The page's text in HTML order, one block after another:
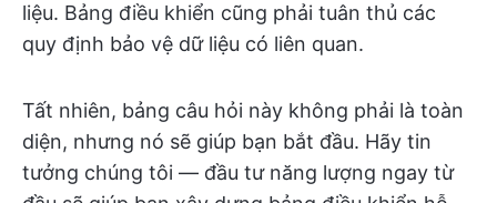
liệu. Bảng điều khiển cũng phải tuân thủ các
quy định bảo vệ dữ liệu có liên quan.
Tất nhiên, bảng câu hỏi này không phải là toàn
diện, nhưng nó sẽ giúp bạn bắt đầu. Hãy tin
tưởng chúng tôi — đầu tư năng lượng ngay từ